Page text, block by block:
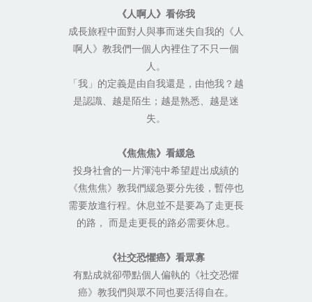
《人啊人》看你我
成長旅程中面對人與事而迷失自我的《人
啊人》教我們一個人內裡住了不只一個
人。
「我」的定義是由自我還是，由他我？越
是認識、越是陌生；越是熟悉、越是迷
失。
《焦焦焦》看緩急
投身社會的一片渾沌中希望趕出成績的
《焦焦焦》教我們緩急要分先後，暫停也
需要放進行程。休息並不是要為了走更長
的路， 而是走更長的路必需要休息。
《社交恐懼癌》看眾寡
有點成就卻帶點個人偏執的《社交恐懼
癌》教我們與眾不同也要活得自在。